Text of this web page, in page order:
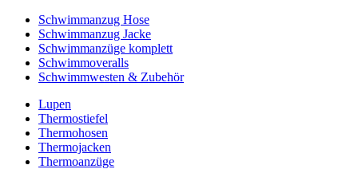
Schwimmanzug Hose
Schwimmanzug Jacke
Schwimmanzüge komplett
Schwimmoveralls
Schwimmwesten & Zubehör
Lupen
Thermostiefel
Thermohosen
Thermojacken
Thermoanzüge